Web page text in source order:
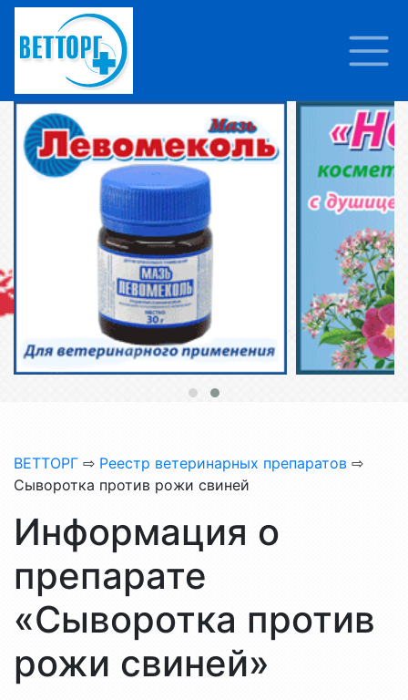
ВЕТТОРГ ⇨ Реестр ветеринарных препаратов ⇨
Сыворотка против рожи свиней
Информация о
препарате
«Сыворотка против
рожи свиней»